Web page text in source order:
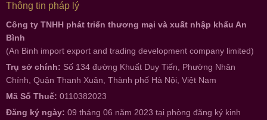
Thông tin pháp lý
Công ty TNHH phát triển thương mại và xuất nhập khẩu An
Bình
(An Binh import export and trading development company limited)
Trụ sở chính: Số 134 đường Khuất Duy Tiến, Phường Nhân
Chính, Quận Thanh Xuân, Thành phố Hà Nội, Việt Nam
Mã Số Thuế: 0110382023
Đăng ký ngày: 09 tháng 06 năm 2023 tại phòng đăng ký kinh